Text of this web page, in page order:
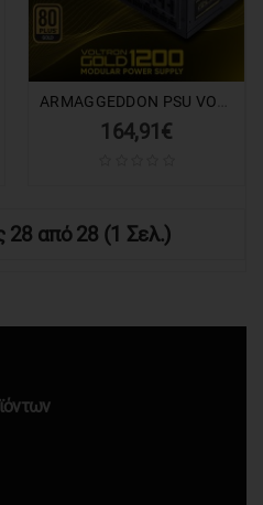
164,91€
28 από 28 (1 Σελ.)